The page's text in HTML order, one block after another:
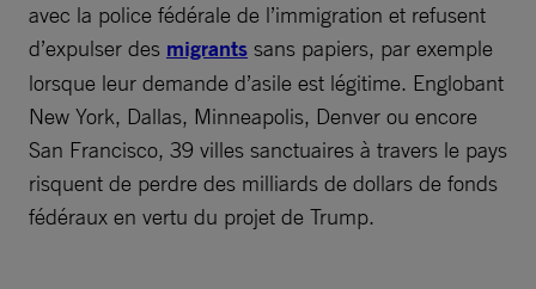
avec la police fédérale de l’immigration et refusent
d’expulser des migrants sans papiers, par exemple
lorsque leur demande d’asile est légitime. Englobant
New York, Dallas, Minneapolis, Denver ou encore
San Francisco, 39 villes sanctuaires à travers le pays
risquent de perdre des milliards de dollars de fonds
fédéraux en vertu du projet de Trump.